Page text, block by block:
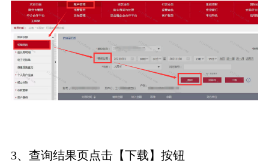
3、查询结果页点击【下载】按钮